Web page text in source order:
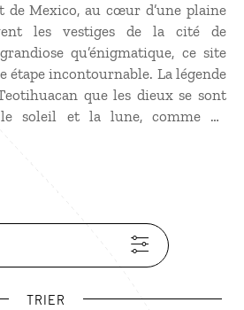
de Mexico, au cœur d’une plaine
les vestiges de la cité de
qu’énigmatique, ce site
étape incontournable. La légende
que les dieux se sont
soleil et la lune, comme en
à degrés qui leur sont
puis les Aztèques, au XIV
pour en faire à nouveau
et culturel.
TRIER